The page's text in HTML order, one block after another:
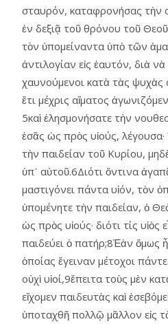
σταυρόν, καταφρονήσας τὴν
ἐν δεξιᾷ τοῦ θρόνου τοῦ
τὸν ὑπομείναντα ὑπὸ τῶν
ἀντιλογίαν εἰς ἑαυτόν, διὰ
χαυνούμενοι κατὰ τὰς ψυχὰς
ἔτι μέχρις αἵματος
5καὶ ἐλησμονήσατε τὴν
ἐσᾶς ὡς πρὸς υἱούς,
τὴν παιδείαν τοῦ Κυρίου,
ὑπ᾿ αὐτοῦ.6Διότι ὅντινα
μαστιγόνει πάντα υἱόν, τὸν
ὑπομένητε τὴν παιδείαν, ὁ
ὡς πρὸς υἱούς· διότι τίς υἱὸς
παιδεύει ὁ πατήρ;8Ἐὰν ὅμως
ὁποίας ἔγειναν μέτοχοι
οὐχὶ υἱοί,9ἔπειτα τοὺς μὲν
εἴχομεν παιδευτὰς καὶ
ὑποταχθῆ πολλῷ μᾶλλον εἰς